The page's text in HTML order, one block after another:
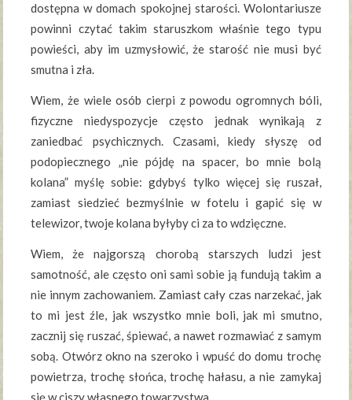
dostępna w domach spokojnej starości. Wolontariusze
powinni czytać takim staruszkom właśnie tego typu
powieści, aby im uzmysłowić, że starość nie musi być
smutna i zła.
Wiem, że wiele osób cierpi z powodu ogromnych bóli,
fizyczne niedyspozycje często jednak wynikają z
zaniedbać psychicznych. Czasami, kiedy słyszę od
podopiecznego „nie pójdę na spacer, bo mnie bolą
kolana” myślę sobie: gdybyś tylko więcej się ruszał,
zamiast siedzieć bezmyślnie w fotelu i gapić się w
telewizor, twoje kolana byłyby ci za to wdzięczne.
Wiem, że najgorszą chorobą starszych ludzi jest
samotność, ale często oni sami sobie ją fundują takim a
nie innym zachowaniem. Zamiast cały czas narzekać, jak
to mi jest źle, jak wszystko mnie boli, jak mi smutno,
zacznij się ruszać, śpiewać, a nawet rozmawiać z samym
sobą. Otwórz okno na szeroko i wpuść do domu trochę
powietrza, trochę słońca, trochę hałasu, a nie zamykaj